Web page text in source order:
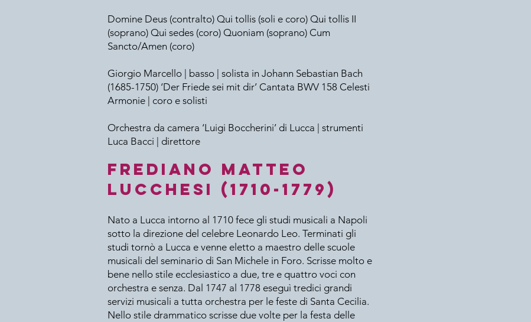
Domine Deus (contralto) Qui tollis (soli e coro) Qui tollis II
(soprano) Qui sedes (coro) Quoniam (soprano) Cum
Sancto/Amen (coro)
Giorgio Marcello | basso | solista in Johann Sebastian Bach
(1685-1750) ‘Der Friede sei mit dir’ Cantata BWV 158 Celesti
Armonie | coro e solisti
Orchestra da camera ‘Luigi Boccherini’ di Lucca | strumenti
Luca Bacci | direttore
Frediano Matteo
Lucchesi (1710-1779)
Nato a Lucca intorno al 1710 fece gli studi musicali a Napoli
sotto la direzione del celebre Leonardo Leo. Terminati gli
studi tornò a Lucca e venne eletto a maestro delle scuole
musicali del seminario di San Michele in Foro. Scrisse molto e
bene nello stile ecclesiastico a due, tre e quattro voci con
orchestra e senza. Dal 1747 al 1778 eseguì tredici grandi
servizi musicali a tutta orchestra per le feste di Santa Cecilia.
Nello stile drammatico scrisse due volte per la festa delle